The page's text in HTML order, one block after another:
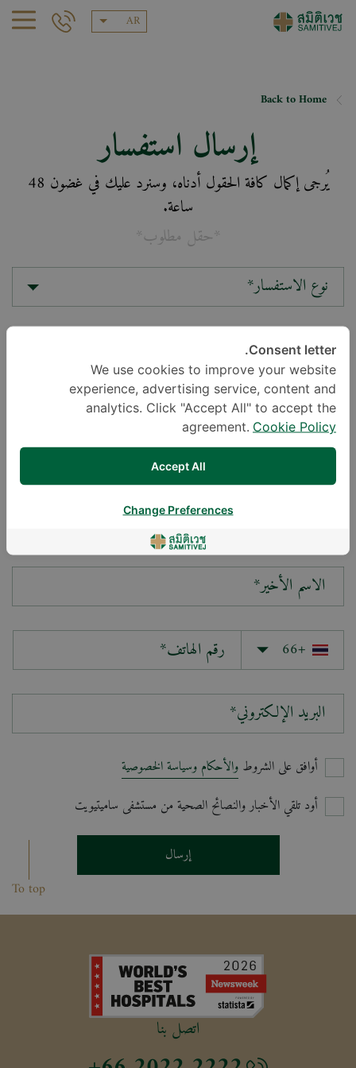
AR
Back to Home
إرسال استفسار
يُرجى إكمال كافة الحقول أدناه، وسنرد عليك في غضون 48
ساعة.
*حقل مطلوب*
نوع الاستفسار*
الموقع*
سؤالك*
الاسم الأخير*
البريد الإلكتروني*
أوافق على الشروط والأحكام وسياسة الخصوصية
أود تلقي الأخبار والنصائح الصحية من مستشفى ساميتيويت
إرسال
To top
اتصل بنا
Consent letter.
We use cookies to improve your website
experience, advertising service, content and
analytics. Click "Accept All" to accept the
agreement. Cookie Policy
Accept All
Change Preferences